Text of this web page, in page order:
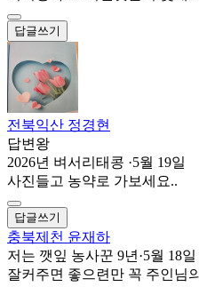
답글쓰기
전북익산 정경현
답변왕
2026년 벼서리태콩 ·5월 19일
사진들고 농약로 가보세요..
답글쓰기
충북제천 윤재하
저는 깻잎 농사꾼 9년 ·5월 18일
잘커주면 좋으련만 꼭 주인님